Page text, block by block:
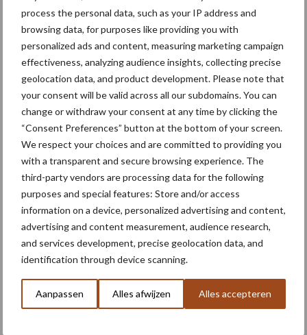
process the personal data, such as your IP address and
browsing data, for purposes like providing you with
personalized ads and content, measuring marketing campaign
effectiveness, analyzing audience insights, collecting precise
geolocation data, and product development. Please note that
your consent will be valid across all our subdomains. You can
change or withdraw your consent at any time by clicking the
“Consent Preferences” button at the bottom of your screen.
We respect your choices and are committed to providing you
with a transparent and secure browsing experience. The
third-party vendors are processing data for the following
purposes and special features: Store and/or access
information on a device, personalized advertising and content,
advertising and content measurement, audience research,
and services development, precise geolocation data, and
identification through device scanning.
Aanpassen Alles afwijzen Alles accepteren
Mechanisatiebedrijf gaat de
uitdaging aan: Valtra op 3,2
meter spoorbreedte
Meer lezen over:
Maak uw keuze
Machines Duurzaamheid